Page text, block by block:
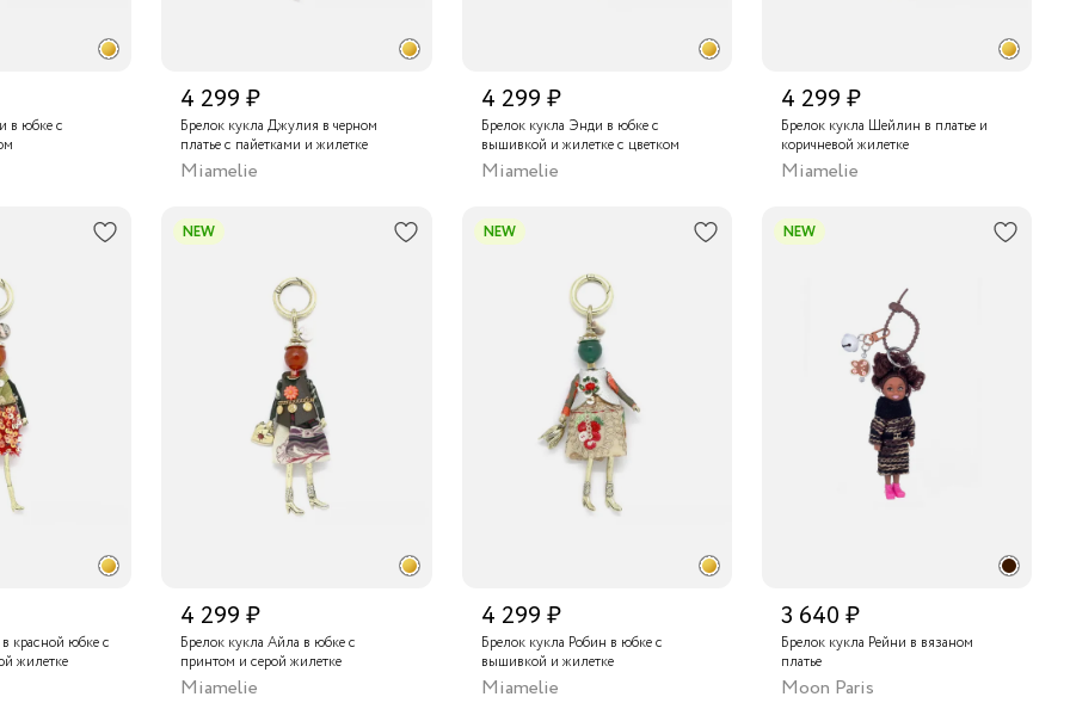
в юбке с
4 299 ₽
Брелок кукла Джулия в черном
платье с пайетками и жилетке
Miamelie
4 299 ₽
Брелок кукла Энди в юбке с
вышивкой и жилетке с цветком
Miamelie
4 299 ₽
Брелок кукла Шейлин в платье и
коричневой жилетке
Miamelie
красной юбке с
жилетке
NEW
4 299 ₽
Брелок кукла Айла в юбке с
принтом и серой жилетке
Miamelie
NEW
4 299 ₽
Брелок кукла Робин в юбке с
вышивкой и жилетке
Miamelie
NEW
3 640 ₽
Брелок кукла Рейни в вязаном
платье
Moon Paris